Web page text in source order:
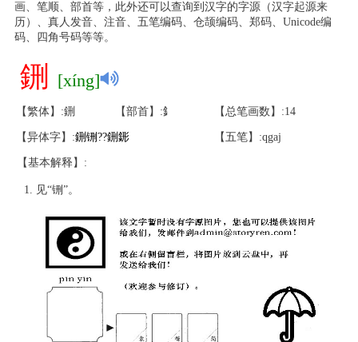
画、笔顺、部首等，此外还可以查询到汉字的字源（汉字起源来
历）、真人发音、注音、五笔编码、仓颉编码、郑码、Unicode编
码、四角号码等等。
鉶 [xíng]
【繁体】:鉶 【部首】:釒 【总笔画数】:14
【异体字】:鉶铏??鉶䤯 【五笔】:qgaj
【基本解释】:
见“铏”。